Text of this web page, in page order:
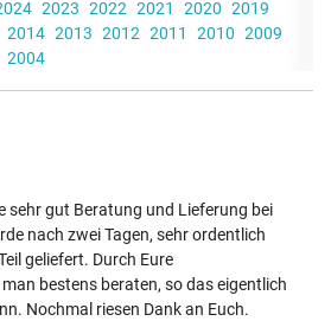
2023 2022 2021 2020 2019
2014 2013 2012 2011 2010 2009
2004
sehr gut Beratung und Lieferung bei
nach zwei Tagen, sehr ordentlich
geliefert. Durch Eure
bestens beraten, so das eigentlich
Nochmal riesen Dank an Euch.